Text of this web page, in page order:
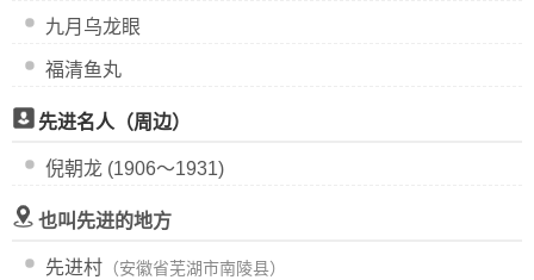
九月乌龙眼
福清鱼丸
先进名人（周边）
倪朝龙 (1906～1931)
也叫先进的地方
先进村 （安徽省芜湖市南陵县）